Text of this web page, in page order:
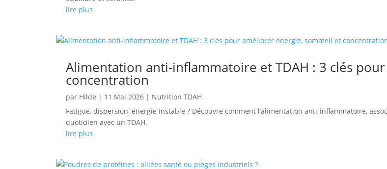
lire plus
Alimentation anti-inflammatoire et TDAH : 3 clés
concentration
par Hilde | 11 Mai 2026 | Nutrition TDAH
Fatigue, dispersion, énergie instable ? Découvre comment l’alimentation anti-inflammatoire,
quotidien avec un TDAH.
lire plus